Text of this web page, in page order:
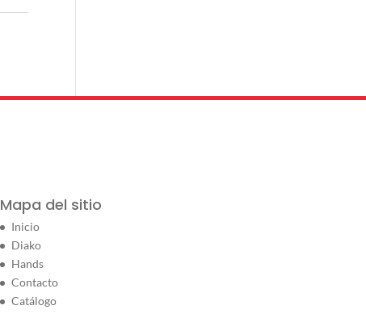
Mapa del sitio
Inicio
Diako
Hands
Contacto
Catálogo